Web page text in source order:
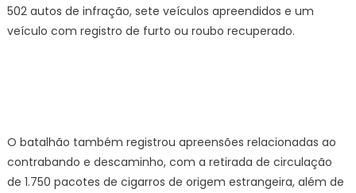
502 autos de infração, sete veículos apreendidos e um
veículo com registro de furto ou roubo recuperado.
O batalhão também registrou apreensões relacionadas ao
contrabando e descaminho, com a retirada de circulação
de 1.750 pacotes de cigarros de origem estrangeira, além de